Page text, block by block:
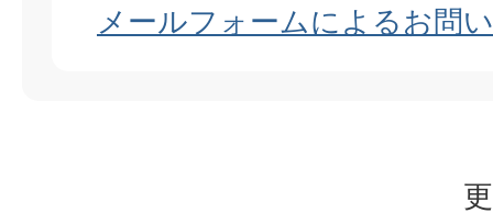
メールフォームによるお問